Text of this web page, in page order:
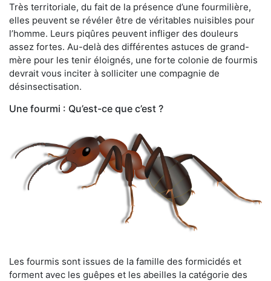
Très territoriale, du fait de la présence d’une fourmilière,
elles peuvent se révéler être de véritables nuisibles pour
l’homme. Leurs piqûres peuvent infliger des douleurs
assez fortes. Au-delà des différentes astuces de grand-
mère pour les tenir éloignés, une forte colonie de fourmis
devrait vous inciter à solliciter une compagnie de
désinsectisation.
Une fourmi : Qu’est-ce que c’est ?
Les fourmis sont issues de la famille des formicidés et
forment avec les guêpes et les abeilles la catégorie des